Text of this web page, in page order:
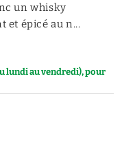
un whisky
et épicé au n...
lundi au vendredi), pour